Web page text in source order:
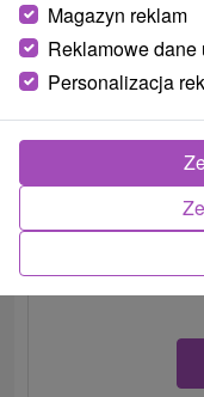
Apartmány City
Trenčianske
Moderne
Teplice. Dva
Magazyn reklam
Reklamowe dane
Personalizacja